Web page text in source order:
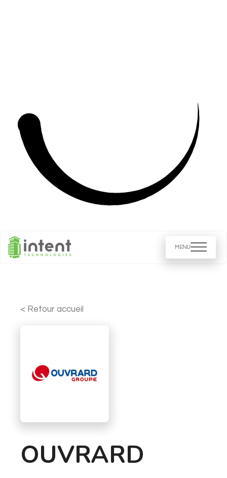
< Retour accueil
OUVRARD